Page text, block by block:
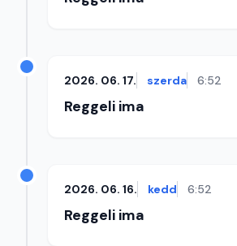
2026. 06. 17. szerda 6:52
Reggeli ima
2026. 06. 16. kedd 6:52
Reggeli ima